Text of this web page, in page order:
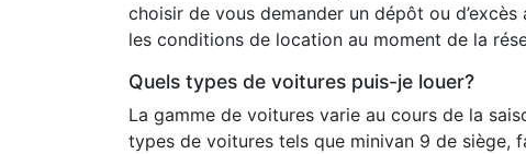
choisir de vous demander un dépôt ou
les conditions de location au moment de la
Quels types de voitures puis-je louer?
La gamme de voitures varie au cours de la
types de voitures tels que minivan 9 de siège,